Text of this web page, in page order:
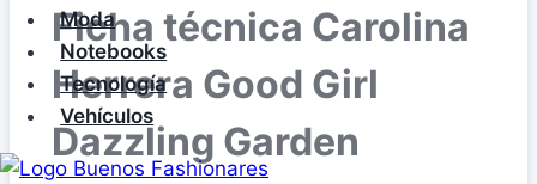
Moda
Notebooks
Tecnología
Vehículos
Ficha técnica Carolina
Herrera Good Girl
Dazzling Garden